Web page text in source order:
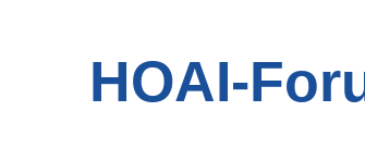
HOAI-